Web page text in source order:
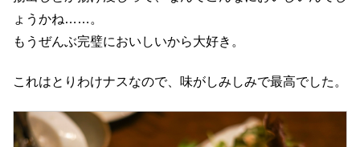
ょうかね……。
もうぜんぶ完璧においしいから大好き。
これはとりわけナスなので、味がしみしみで最高でした。